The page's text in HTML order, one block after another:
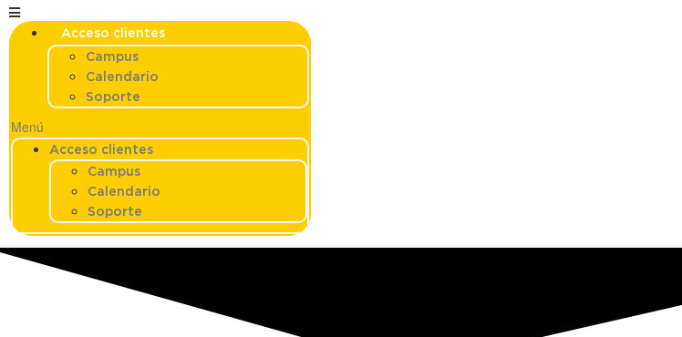
Acceso clientes
Campus
Calendario
Soporte
Menú
Acceso clientes
Campus
Calendario
Soporte